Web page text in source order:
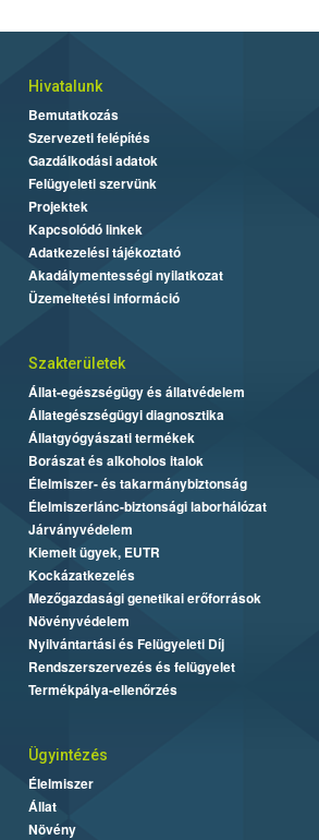
Hivatalunk
Bemutatkozás
Szervezeti felépítés
Gazdálkodási adatok
Felügyeleti szervünk
Projektek
Kapcsolódó linkek
Adatkezelési tájékoztató
Akadálymentességi nyilatkozat
Üzemeltetési információ
Szakterületek
Állat-egészségügy és állatvédelem
Állategészségügyi diagnosztika
Állatgyógyászati termékek
Borászat és alkoholos italok
Élelmiszer- és takarmánybiztonság
Élelmiszerlánc-biztonsági laborhálózat
Járványvédelem
Kiemelt ügyek, EUTR
Kockázatkezelés
Mezőgazdasági genetikai erőforrások
Növényvédelem
Nyilvántartási és Felügyeleti Díj
Rendszerszervezés és felügyelet
Termékpálya-ellenőrzés
Ügyintézés
Élelmiszer
Állat
Növény